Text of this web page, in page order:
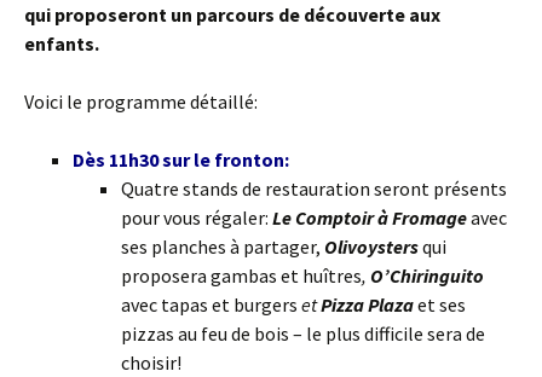
qui proposeront un parcours de découverte aux
enfants.
Voici le programme détaillé:
Dès 11h30 sur le fronton:
Quatre stands de restauration seront présents
pour vous régaler: Le Comptoir à Fromageavec
ses planches à partager, Olivoystersqui
proposera gambas et huîtres, O’Chiringuito
avec tapas et burgers etPizza Plazaet ses
pizzas au feu de bois – le plus difficile sera de
choisir!